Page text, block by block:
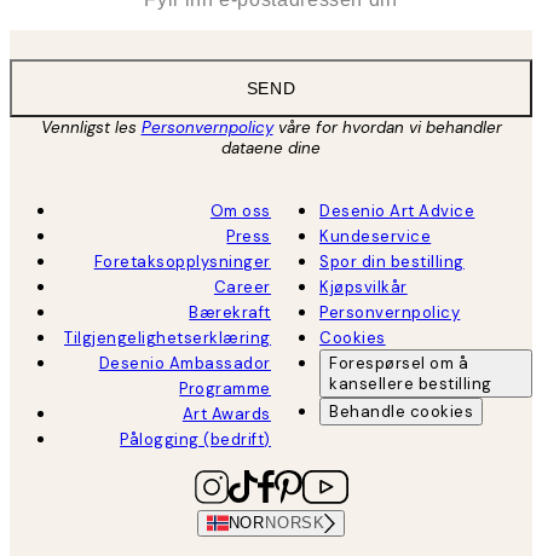
SEND
Vennligst les Personvernpolicyvåre for hvordan vi behandler
dataene dine
Om oss
Press
Foretaksopplysninger
Career
Bærekraft
Tilgjengelighetserklæring
Desenio Ambassador
Programme
Art Awards
Pålogging (bedrift)
Desenio Art Advice
Kundeservice
Spor din bestilling
Kjøpsvilkår
Personvernpolicy
Cookies
Forespørsel om å
kansellere bestilling
Behandle cookies
NOR NORSK